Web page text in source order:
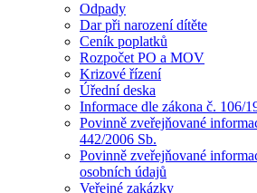
Odpady
Dar při narození dítěte
Ceník poplatků
Rozpočet PO a MOV
Krizové řízení
Úřední deska
Informace dle zákona č. 106/
Povinně zveřejňované
442/2006 Sb.
Povinně zveřejňované
osobních údajů
Veřejné zakázky